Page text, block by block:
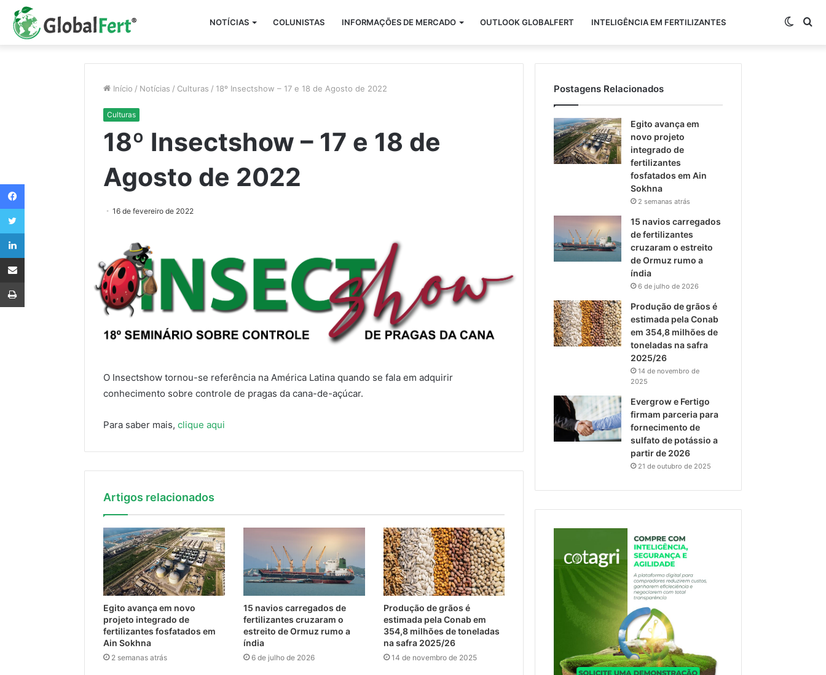
NOTÍCIAS COLUNISTAS INFORMAÇÕES DE MERCADO OUTLOOK GLOBALFERT INTELIGÊNCIA EM FERTILIZANTES Switch
Início / Notícias / Culturas / 18º Insectshow – 17 e 18 de Agosto de 2022
Culturas
18º Insectshow – 17 e 18 de
Agosto de 2022
16 de fevereiro de 2022
O Insectshow tornou-se referência na América Latina quando se fala em adquirir
conhecimento sobre controle de pragas da cana-de-açúcar.
Para saber mais, clique aqui
Artigos relacionados
Egito avança em novo
projeto integrado de
fertilizantes fosfatados em
Ain Sokhna
2 semanas atrás
15 navios carregados de
fertilizantes cruzaram o
estreito de Ormuz rumo a
índia
6 de julho de 2026
Produção de grãos é
estimada pela Conab em
354,8 milhões de toneladas
na safra 2025/26
14 de novembro de 2025
Postagens Relacionados
Egito avança em
novo projeto
integrado de
fertilizantes
fosfatados em Ain
Sokhna
2 semanas atrás
15 navios carregados
de fertilizantes
cruzaram o estreito
de Ormuz rumo a
índia
6 de julho de 2026
Produção de grãos é
estimada pela Conab
em 354,8 milhões de
toneladas na safra
2025/26
14 de novembro de
2025
Evergrow e Fertigo
firmam parceria para
fornecimento de
sulfato de potássio a
partir de 2026
21 de outubro de 2025
Facebook
Twitter
Linkedin
Compartilhar via e-mail